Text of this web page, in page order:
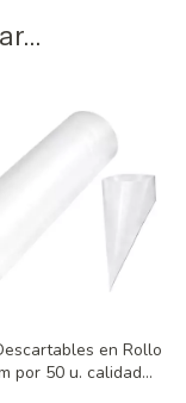
en Rollo
por 50 u. calidad